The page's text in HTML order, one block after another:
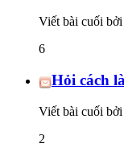
Viết bài cuối bởi
6
Hỏi cách
Viết bài cuối bởi
2